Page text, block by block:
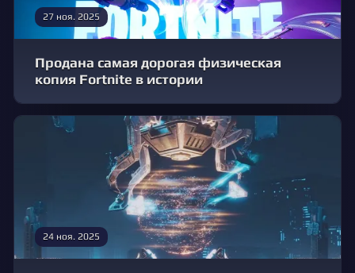
27 ноя. 2025
Продана самая дорогая физическая
копия Fortnite в истории
24 ноя. 2025